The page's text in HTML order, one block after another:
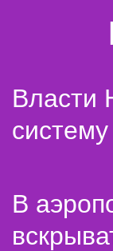
Власти
В